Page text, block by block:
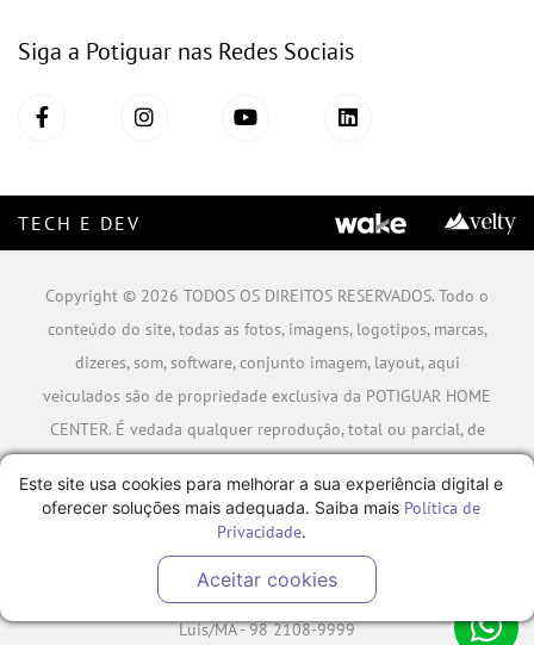
Siga a Potiguar nas Redes Sociais
TECH E DEV
Copyright © 2026 TODOS OS DIREITOS RESERVADOS. Todo o
conteúdo do site, todas as fotos, imagens, logotipos, marcas,
dizeres, som, software, conjunto imagem, layout, aqui
veiculados são de propriedade exclusiva da POTIGUAR HOME
CENTER. É vedada qualquer reprodução, total ou parcial, de
A violação de qualquer direito mencionado implicará na
responsabilização cível e criminal nos termos da Lei.
POTIGUAR MATERIAIS DE CONSTRUÇÃO SA - CNPJ:
06.778.591/0001-09 - Rua Caminho da Boiada Nº 354, São
Luís/MA - 98 2108-9999
Este site usa cookies para melhorar a sua experiência digital e
oferecer soluções mais adequada. Saiba mais Política de
Privacidade.
Aceitar cookies